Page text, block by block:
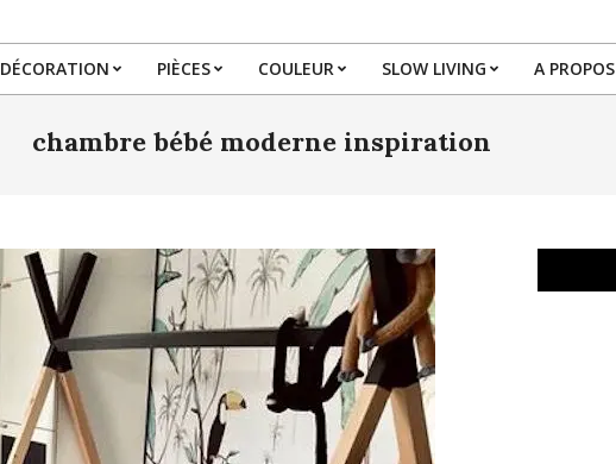
Primary
Menu
DÉCORATION PIÈCES COULEUR SLOW LIVING A PROPOS
chambre bébé moderne inspiration